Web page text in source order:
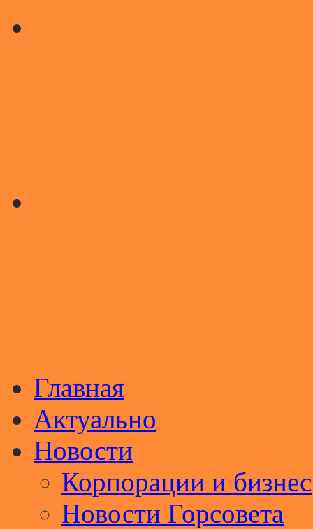
Главная
Актуально
Новости
Корпорации и бизнес
Новости Горсовета